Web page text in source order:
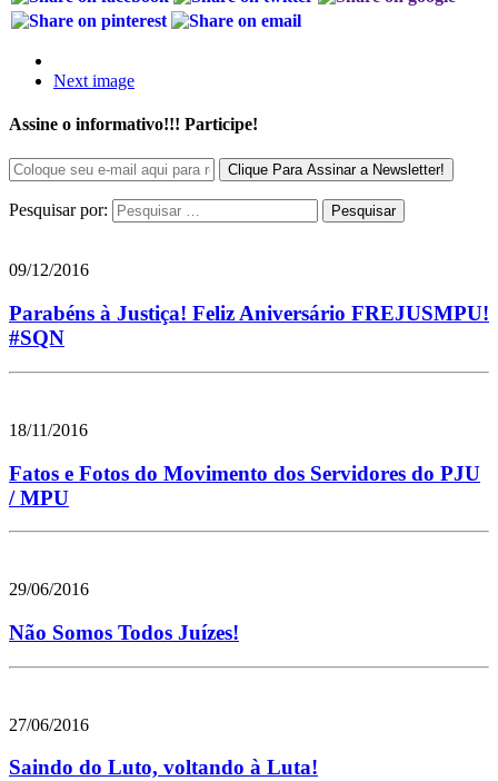
Next image
Assine o informativo!!! Participe!
Pesquisar por:
09/12/2016
Parabéns à Justiça! Feliz Aniversário FREJUSMPU!
#SQN
18/11/2016
Fatos e Fotos do Movimento dos Servidores do PJU
/ MPU
29/06/2016
Não Somos Todos Juízes!
27/06/2016
Saindo do Luto, voltando à Luta!